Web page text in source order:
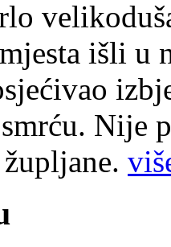
išli u
Nije